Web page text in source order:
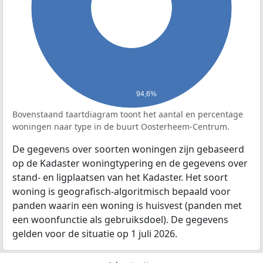
94,6%
Bovenstaand taartdiagram toont het aantal en percentage
woningen naar type in de buurt Oosterheem-Centrum.
De gegevens over soorten woningen zijn gebaseerd
op de Kadaster woningtypering en de gegevens over
stand- en ligplaatsen van het Kadaster. Het soort
woning is geografisch-algoritmisch bepaald voor
panden waarin een woning is huisvest (panden met
een woonfunctie als gebruiksdoel). De gegevens
gelden voor de situatie op 1 juli 2026.